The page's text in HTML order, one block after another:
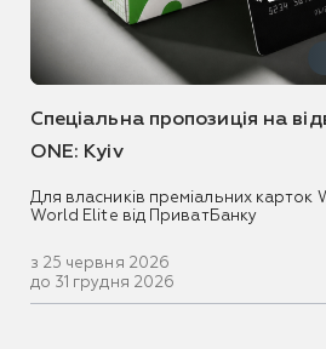
Спеціальна пропозиція на
ONE: Kyiv
Для власників преміальних карток
World Elite від ПриватБанку
з 25 червня 2026
до 31 грудня 2026